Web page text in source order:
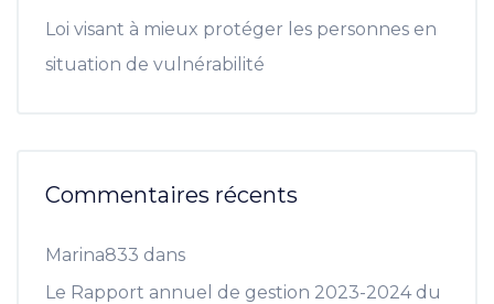
Loi visant à mieux protéger les personnes en
situation de vulnérabilité
Commentaires récents
Marina833 dans
Le Rapport annuel de gestion 2023-2024 du